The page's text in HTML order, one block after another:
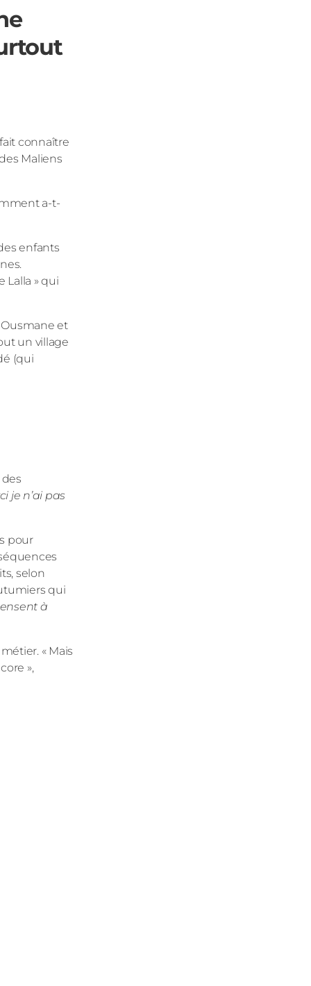
connaître
Maliens
a-t-
enfants
Lalla » qui
Ousmane et
un village
(qui
je n’ai pas
pour
selon
qui
à
« Mais
»,